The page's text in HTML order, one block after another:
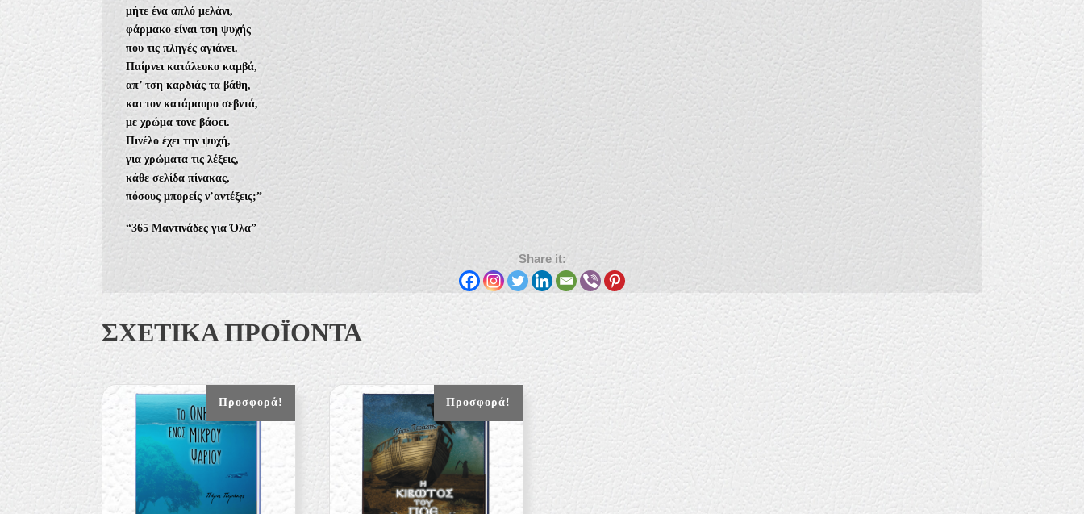
μήτε ένα απλό μελάνι,
φάρμακο είναι τση ψυχής
που τις πληγές αγιάνει.
Παίρνει κατάλευκο καμβά,
απ’ τση καρδιάς τα βάθη,
και τον κατάμαυρο σεβντά,
με χρώμα τονε βάφει.
Πινέλο έχει την ψυχή,
για χρώματα τις λέξεις,
κάθε σελίδα πίνακας,
πόσους μπορείς ν’αντέξεις;”
“365 Μαντινάδες για Όλα”
Share it:
ΣΧΕΤΙΚΆ ΠΡΟΪΌΝΤΑ
Προσφορά! Προσφορά!